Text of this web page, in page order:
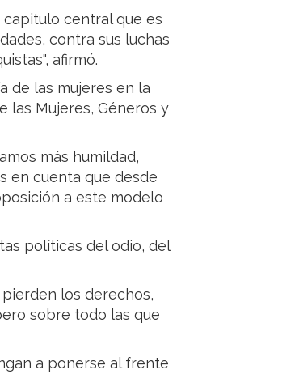
central que es
contra sus luchas
afirmó.
de las mujeres en la
las Mujeres, Géneros y
más humildad,
en cuenta que desde
a este modelo
políticas del odio, del
los derechos,
sobre todo las que
a ponerse al frente